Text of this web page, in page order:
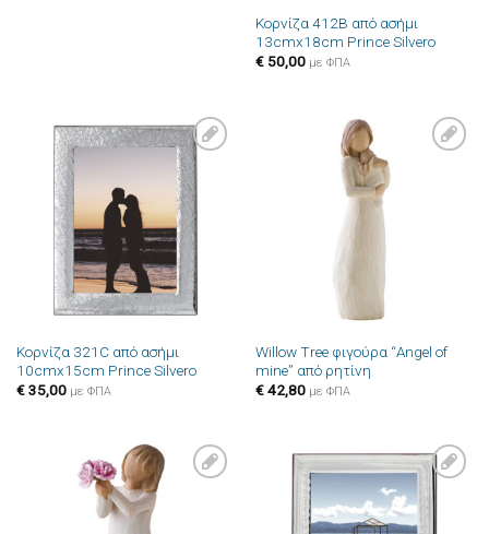
Κορνίζα 412B από ασήμι
13cmx18cm Prince Silvero
€50,00 με ΦΠΑ
Πρόσθήκη
στην λίστα
επιθυμιών
Κορνίζα 321C από ασήμι
10cmx15cm Prince Silvero
€35,00 με ΦΠΑ
Willow Tree φιγούρα “Angel of
mine” από ρητίνη
€42,80 με ΦΠΑ
Πρόσθήκη
στην λίστα
επιθυμιών